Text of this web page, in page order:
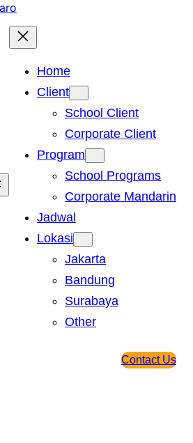
Home
Client
School Client
Corporate Client
Program
School Programs
Corporate Mandarin
Jadwal
Lokasi
Jakarta
Bandung
Surabaya
Other
Contact Us